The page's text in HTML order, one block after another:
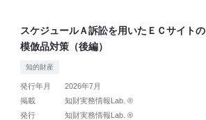
スケジュールＡ訴訟を用いたＥＣサイトの
模倣品対策（後編）
知的財産
発行年月
2026年7月
掲載
知財実務情報Lab. ®
発行
知財実務情報Lab. ®